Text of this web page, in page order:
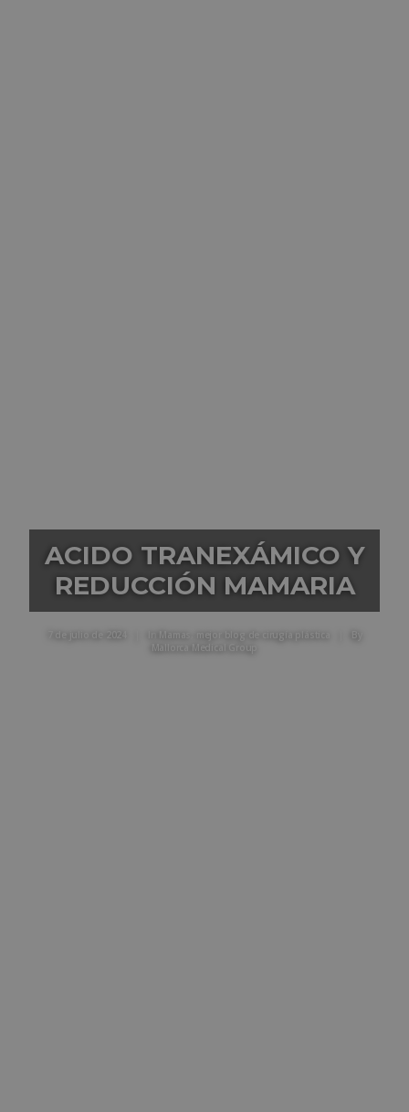
ACIDO TRANEXÁMICO Y
REDUCCIÓN MAMARIA
7 de julio de 2024 Mamas mejor blog de cirugía plástica
By
Mallorca Medical Group